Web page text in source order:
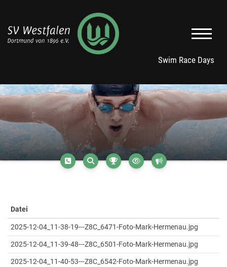
Swim Race Days
Datei
2025-12-04_11-38-19---Z8C_6471-Foto-Mark-Hermenau.jpg
2025-12-04_11-39-48---Z8C_6501-Foto-Mark-Hermenau.jpg
2025-12-04_11-40-53---Z8C_6542-Foto-Mark-Hermenau.jpg